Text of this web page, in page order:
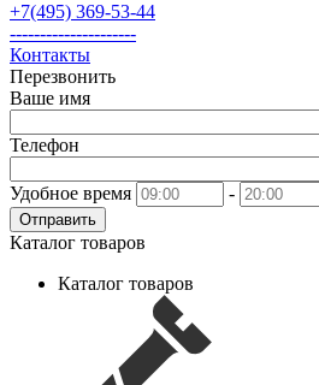
+7(495) 369-53-44
---------------------
Контакты
Перезвонить
Ваше имя
Телефон
Удобное время -
Отправить
Каталог товаров
Каталог товаров